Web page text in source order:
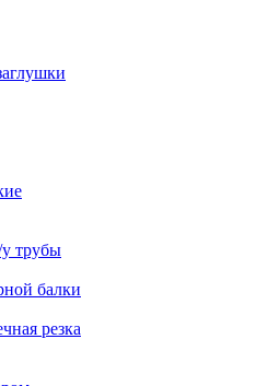
трубы
балки
резка